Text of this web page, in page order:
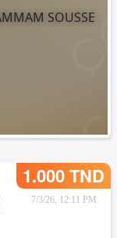
1.000 TND
7/3/26, 12:11 PM